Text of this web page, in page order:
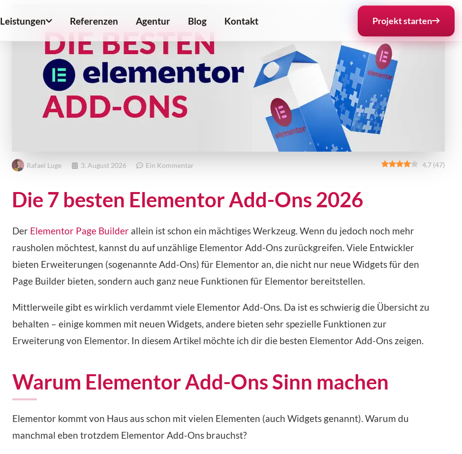
Leistungen Referenzen Agentur Blog Kontakt Projekt starten
Rafael Luge 3. August 2026 Ein Kommentar 4.7 (47)
Die 7 besten Elementor Add-Ons 2026
Der Elementor Page Builderallein ist schon ein mächtiges Werkzeug. Wenn du jedoch noch mehr
rausholen möchtest, kannst du auf unzählige Elementor Add-Ons zurückgreifen. Viele Entwickler
bieten Erweiterungen (sogenannte Add-Ons) für Elementor an, die nicht nur neue Widgets für den
Page Builder bieten, sondern auch ganz neue Funktionen für Elementor bereitstellen.
Mittlerweile gibt es wirklich verdammt viele Elementor Add-Ons. Da ist es schwierig die Übersicht zu
behalten – einige kommen mit neuen Widgets, andere bieten sehr spezielle Funktionen zur
Erweiterung von Elementor. In diesem Artikel möchte ich dir die besten Elementor Add-Ons zeigen.
Warum Elementor Add-Ons Sinn machen
Elementor kommt von Haus aus schon mit vielen Elementen (auch Widgets genannt). Warum du
manchmal eben trotzdem Elementor Add-Ons brauchst?